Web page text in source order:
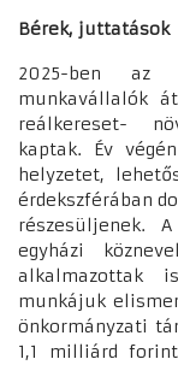
Bérek, juttatások
2025-ben az
munkavállalók
reálkereset-
kaptak. Év
helyzetet,
érdekszférában
részesüljenek.
egyházi
alkalmazottak
munkájuk
önkormányzati
1,1 milliárd